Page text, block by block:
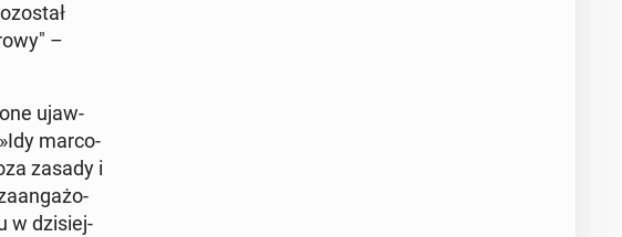
–
ujaw­
mar­co­
zasady i
w dzi­siej­